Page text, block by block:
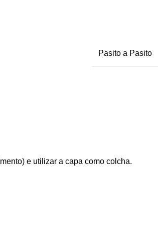
Pasito a Pasito
e utilizar a capa como colcha.